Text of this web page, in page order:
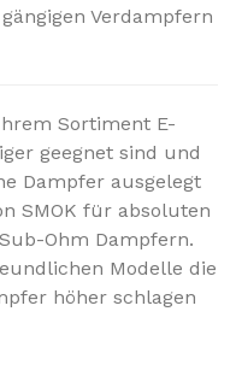
Verdampfern
Sortiment E-
geegnet sind und
Dampfer ausgelegt
SMOK für absoluten
Ohm Dampfern.
Modelle die
höher schlagen